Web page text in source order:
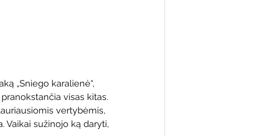
„Sniego karalienė“,
visas kitas.
vertybėmis,
Vaikai sužinojo ką daryti,